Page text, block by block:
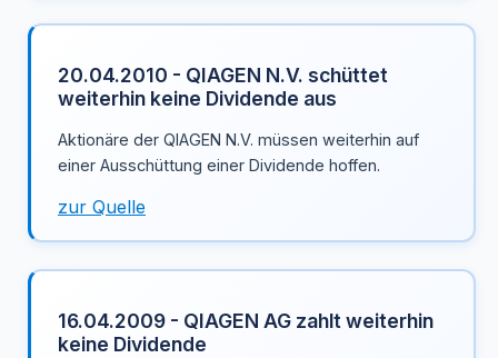
20.04.2010 - QIAGEN N.V. schüttet
weiterhin keine Dividende aus
Aktionäre der QIAGEN N.V. müssen weiterhin auf
einer Ausschüttung einer Dividende hoffen.
zur Quelle
16.04.2009 - QIAGEN AG zahlt weiterhin
keine Dividende